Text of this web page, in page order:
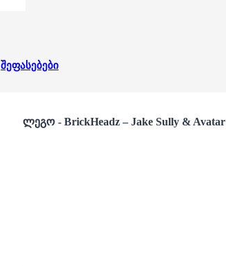
შეფასებები
ლეგო - BrickHeadz – Jake Sully & Avatar